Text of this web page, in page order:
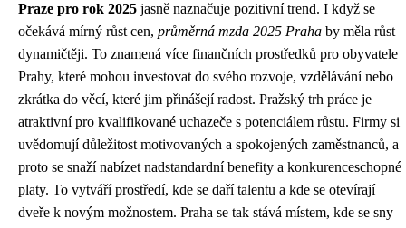
Praze pro rok 2025 jasně naznačuje pozitivní trend. I když se
očekává mírný růst cen, průměrná mzda 2025 Praha by měla růst
dynamičtěji. To znamená více finančních prostředků pro obyvatele
Prahy, které mohou investovat do svého rozvoje, vzdělávání nebo
zkrátka do věcí, které jim přinášejí radost. Pražský trh práce je
atraktivní pro kvalifikované uchazeče s potenciálem růstu. Firmy si
uvědomují důležitost motivovaných a spokojených zaměstnanců, a
proto se snaží nabízet nadstandardní benefity a konkurenceschopné
platy. To vytváří prostředí, kde se daří talentu a kde se otevírají
dveře k novým možnostem. Praha se tak stává místem, kde se sny